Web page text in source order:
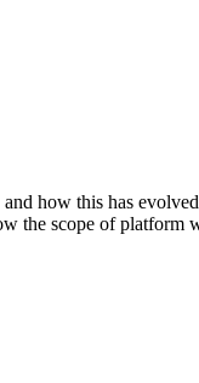
how this has
the scope of platform